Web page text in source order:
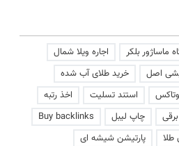
ماساژور بلکر
اجاره ویلا شمال
اصل
خرید طلای آب شده
استند تسلیت
اخذ رتبه
چاپ لیبل
Buy backlinks
پارتیشن شیشه ای